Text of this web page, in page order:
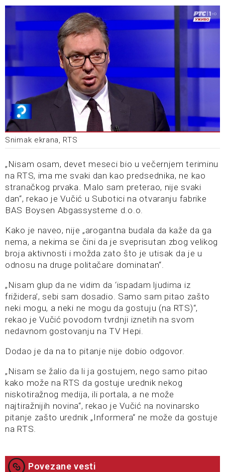
Snimak ekrana, RTS
„Nisam osam, devet meseci bio u večernjem teriminu
na RTS, ima me svaki dan kao predsednika, ne kao
stranačkog prvaka. Malo sam preterao, nije svaki
dan“, rekao je Vučić u Subotici na otvaranju fabrike
BAS Boysen Abgassysteme d.o.o.
Kako je naveo, nije „arogantna budala da kaže da ga
nema, a nekima se čini da je sveprisutan zbog velikog
broja aktivnosti i možda zato što je utisak da je u
odnosu na druge politačare dominatan“.
„Nisam glup da ne vidim da ‘ispadam ljudima iz
frižidera’, sebi sam dosadio. Samo sam pitao zašto
neki mogu, a neki ne mogu da gostuju (na RTS)“,
rekao je Vučić povodom tvrdnji iznetih na svom
nedavnom gostovanju na TV Hepi.
Dodao je da na to pitanje nije dobio odgovor.
„Nisam se žalio da li ja gostujem, nego samo pitao
kako može na RTS da gostuje urednik nekog
niskotiražnog medija, ili portala, a ne može
najtiražnijih novina“, rekao je Vučić na novinarsko
pitanje zašto urednik „Informera“ ne može da gostuje
na RTS.
Povezane vesti